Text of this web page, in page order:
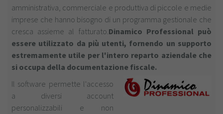
amministrativa, commerciale e produttiva di piccole e medie
imprese che hanno bisogno di un programma gestionale che
cresca assieme al fatturato.Dinamico Professional può
essere utilizzato da più utenti, fornendo un supporto
estremamente utile per l'intero reparto aziendale che
si occupa della documentazione fiscale.
Il software permette l'accesso
a diversi account
personalizzabili e non